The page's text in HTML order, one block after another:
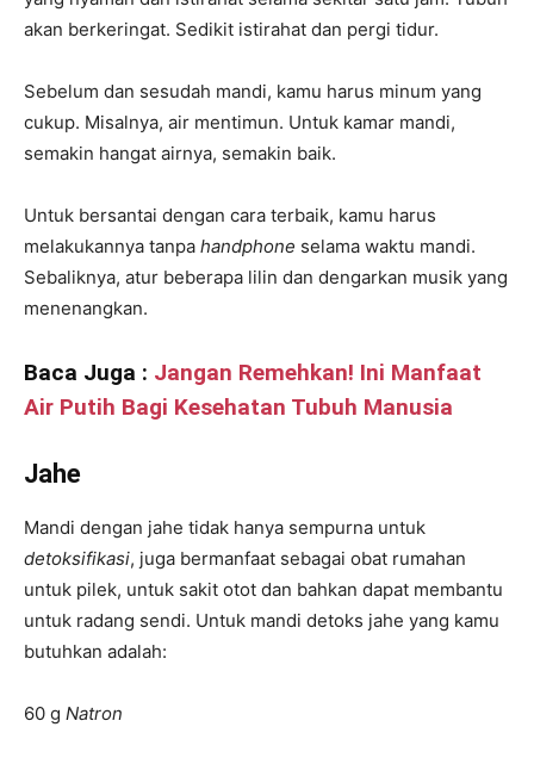
akan berkeringat. Sedikit istirahat dan pergi tidur.
Sebelum dan sesudah mandi, kamu harus minum yang
cukup. Misalnya, air mentimun. Untuk kamar mandi,
semakin hangat airnya, semakin baik.
Untuk bersantai dengan cara terbaik, kamu harus
melakukannya tanpa handphone selama waktu mandi.
Sebaliknya, atur beberapa lilin dan dengarkan musik yang
menenangkan.
Baca Juga : Jangan Remehkan! Ini Manfaat
Air Putih Bagi Kesehatan Tubuh Manusia
Jahe
Mandi dengan jahe tidak hanya sempurna untuk
detoksifikasi, juga bermanfaat sebagai obat rumahan
untuk pilek, untuk sakit otot dan bahkan dapat membantu
untuk radang sendi. Untuk mandi detoks jahe yang kamu
butuhkan adalah:
60 g Natron